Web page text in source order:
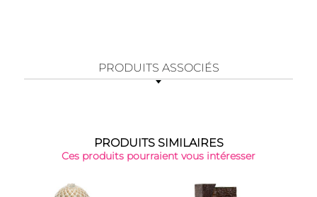
PRODUITS ASSOCIÉS
PRODUITS SIMILAIRES
Ces produits pourraient vous intéresser